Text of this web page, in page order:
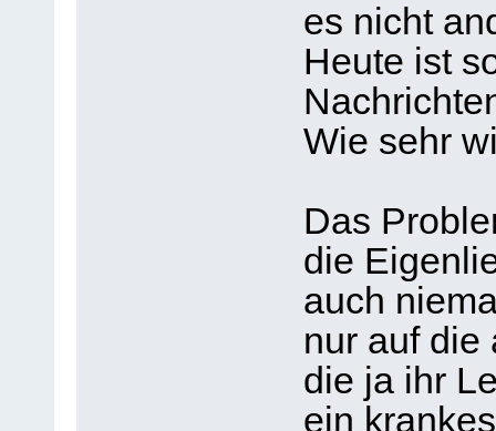
es nicht
Heute ist
Wie sehr
Das
die
auch
nur auf die
die ja ihr
ein